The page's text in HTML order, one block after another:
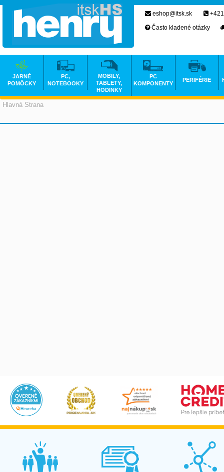
Hlavná Strana
eshop@itsk.sk
Často kladené otázky
JARNÉ
POMÔCKY
PC,
NOTEBOOKY
MOBILY,
TABLETY,
HODINKY
PC
KOMPONENTY
PERIFÉRIE